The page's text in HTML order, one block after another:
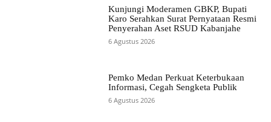
Kunjungi Moderamen GBKP, Bupati
Karo Serahkan Surat Pernyataan Resmi
Penyerahan Aset RSUD Kabanjahe
6 Agustus 2026
Pemko Medan Perkuat Keterbukaan
Informasi, Cegah Sengketa Publik
6 Agustus 2026